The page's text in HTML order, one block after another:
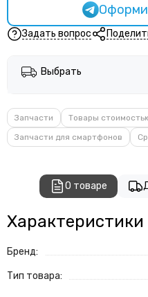
Задать вопрос
Выбрать
Запчасти Товары
Запчасти для смартфонов
О товаре
Характеристики
Бренд:
Тип товара: